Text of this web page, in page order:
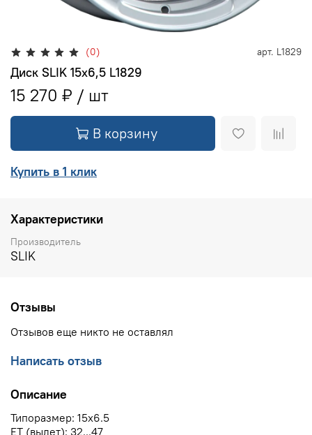
(0) арт. L1829
Диск SLIK 15x6,5 L1829
15 270 ₽
В корзину
Купить в 1 клик
Характеристики
Производитель
SLIK
Отзывы
Отзывов еще никто не оставлял
Написать отзыв
Описание
Типоразмер: 15x6.5
ЕТ (вылет): 32...47